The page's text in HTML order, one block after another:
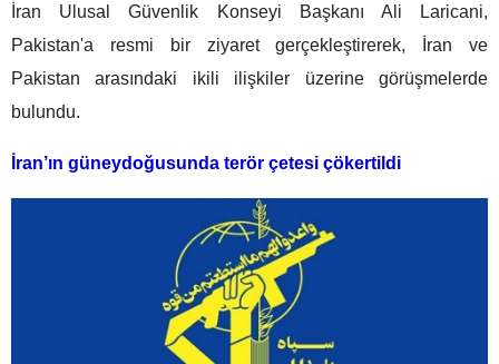
İran Ulusal Güvenlik Konseyi Başkanı Ali Laricani,
Pakistan'a resmi bir ziyaret gerçekleştirerek, İran ve
Pakistan arasındaki ikili ilişkiler üzerine görüşmelerde
bulundu.
İran’ın güneydoğusunda terör çetesi çökertildi